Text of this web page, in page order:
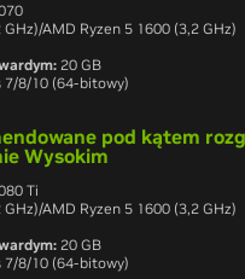
AMD Ryzen 5 1600 (3,2 GHz)
20 GB
7/8/10 (64-bitowy)
pod kątem
Wysokim
Ti
AMD Ryzen 5 1600 (3,2 GHz)
20 GB
7/8/10 (64-bitowy)